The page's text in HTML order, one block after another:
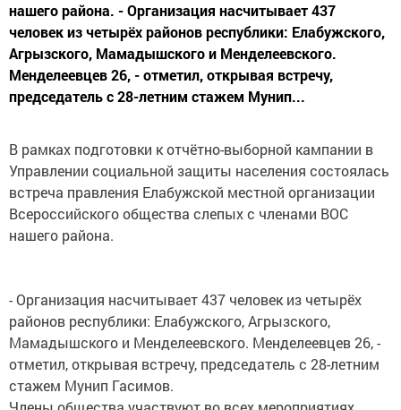
нашего района. - Организация насчитывает 437
человек из четырёх районов республики: Елабужского,
Агрызского, Мамадышского и Менделеевского.
Менделеевцев 26, - отметил, открывая встречу,
председатель с 28-летним стажем Мунип...
В рамках подготовки к отчётно-выборной кампании в
Управлении социальной защиты населения состоялась
встреча правления Елабужской местной организации
Всероссийского общества слепых с членами ВОС
нашего района.
- Организация насчитывает 437 человек из четырёх
районов республики: Елабужского, Агрызского,
Мамадышского и Менделеевского. Менделеевцев 26, -
отметил, открывая встречу, председатель с 28-летним
стажем Мунип Гасимов.